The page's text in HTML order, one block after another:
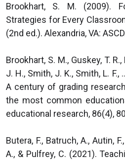
Brookhart, S. M. (2009).
Strategies for Every
(2nd ed.). Alexandria, VA:
Brookhart, S. M., Guskey, T.
J. H., Smith, J. K., Smith, L. F.,
A century of grading
the most common
educational research, 86(4),
Butera, F., Batruch, A., Autin,
A., & Pulfrey, C. (2021).